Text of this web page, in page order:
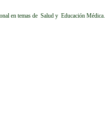
en temas de Salud y Educación Médica.